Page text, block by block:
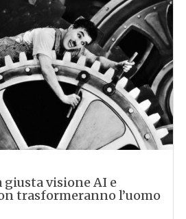
giusta visione AI e
trasformeranno l’uomo